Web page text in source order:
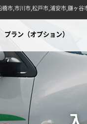
市,市川市,松戸市,浦安市,鎌ヶ
プラン（オプション）